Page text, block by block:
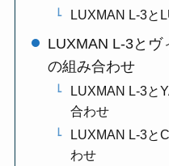
LUXMAN L-3と
LUXMAN L-3とヴ
の組み合わせ
LUXMAN L-3と
合わせ
LUXMAN L-3と
わせ